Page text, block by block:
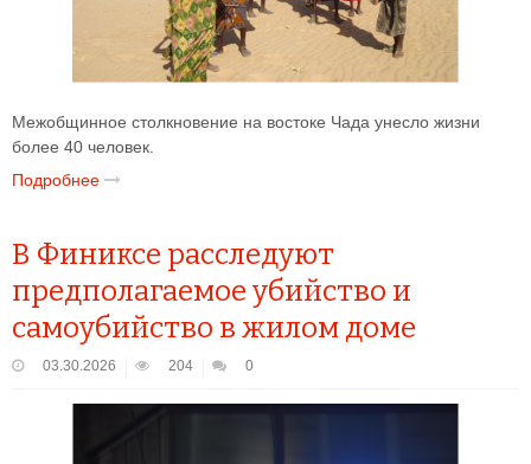
Межобщинное столкновение на востоке Чада унесло жизни
более 40 человек.
Подробнее
В Финиксе расследуют
предполагаемое убийство и
самоубийство в жилом доме
03.30.2026 204 0